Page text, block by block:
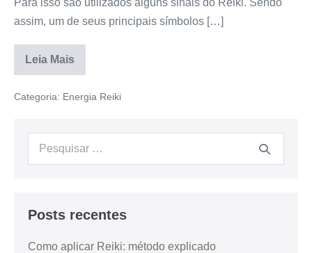
assim, um de seus principais símbolos […]
Leia Mais
Categoria: Energia Reiki
Posts recentes
Como aplicar Reiki: método explicado